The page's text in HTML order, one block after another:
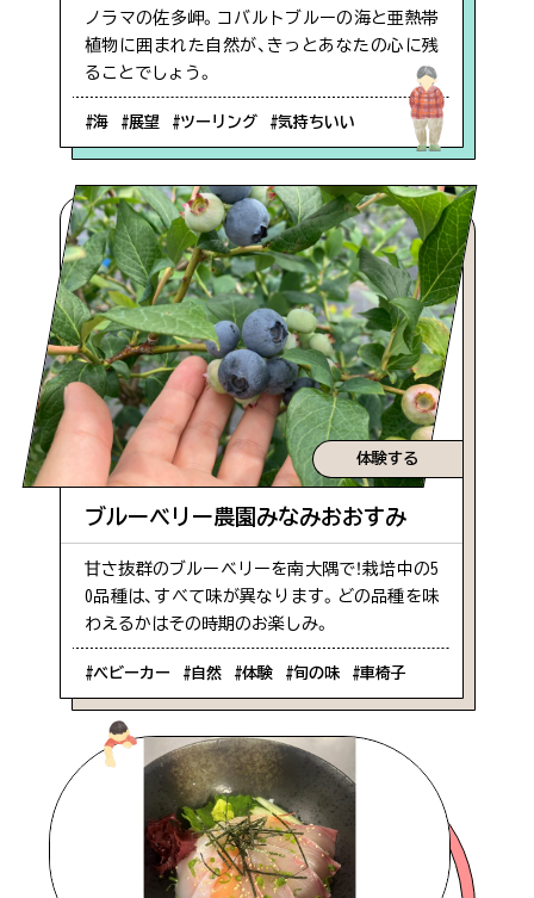
ノラマの佐多岬。コバルトブルーの海と亜熱帯
植物に囲まれた自然が、きっとあなたの心に残
ることでしょう。
#海 #展望 #ツーリング #気持ちいい
体験する
ブルーベリー農園みなみおおすみ
甘さ抜群のブルーベリーを南大隅で！栽培中の5
0品種は、すべて味が異なります。どの品種を味
わえるかはその時期のお楽しみ。
#ベビーカー #自然 #体験 #旬の味 #車椅子